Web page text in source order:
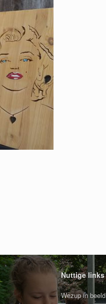
Nuttige links
Wezup in beeld